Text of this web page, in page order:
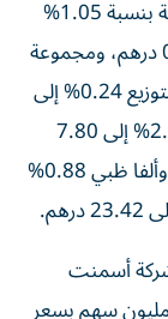
في سوق أبوظبي، ارتفع سهم العالمية القابضة بنسبة 1.05%
إلى 383.70 درهم، وإشراق 1.98% إلى 0.51 درهم، ومجموعة
تو بوينت زيرو 1% إلى 2.02 درهم، وأدنوك للتوزيع 0.24% إلى
4.08 درهم، فيما هبط سهم الدار العقارية 2.37% إلى 7.80
درهم، وأدنوك للغاز 0.29% إلى 3.36 درهم، وألفا ظبي 0.88%
أسمنت
الخليج بقيمة 13.56 مليون درهم على 11.3 مليون سهم بسعر